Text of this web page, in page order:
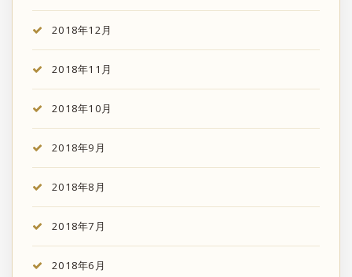
2018年12月
2018年11月
2018年10月
2018年9月
2018年8月
2018年7月
2018年6月